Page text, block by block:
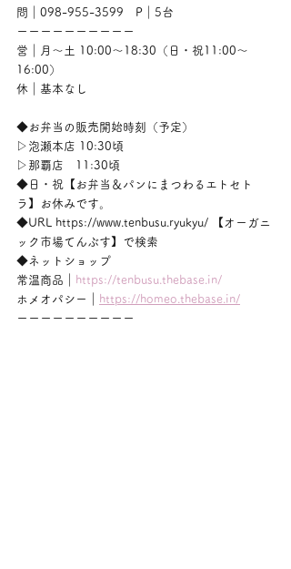
問｜098-955-3599　P｜5台
ーーーーーーーーーー
営｜月〜土 10:00〜18:30（日・祝11:00〜
16:00）
休｜基本なし
◆お弁当の販売開始時刻（予定）
▷泡瀬本店 10:30頃
▷那覇店　11:30頃
◆日・祝【お弁当＆パンにまつわるエトセト
ラ】お休みです。
◆URL https://www.tenbusu.ryukyu/ 【オーガニ
ック市場てんぶす】で検索
◆ネットショップ
常温商品｜
https://tenbusu.thebase.in/
ホメオパシー｜
https://homeo.thebase.in/
ーーーーーーーーーー